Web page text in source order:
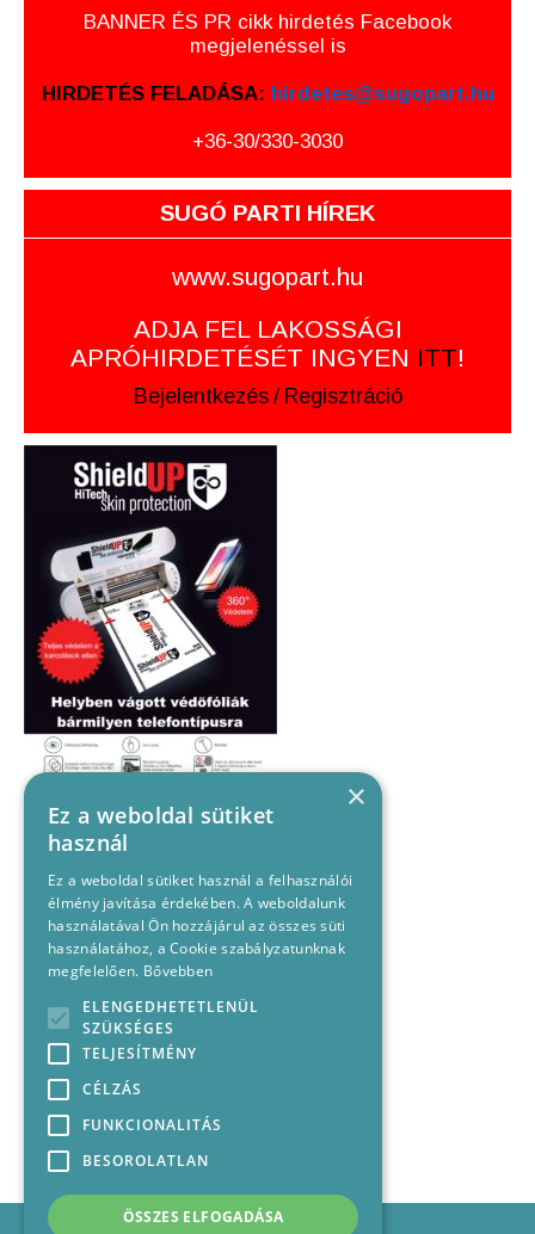
BANNER ÉS PR cikk hirdetés Facebook
megjelenéssel is
HIRDETÉS FELADÁSA: hirdetes@sugopart.hu
+36-30/330-3030
SUGÓ PARTI HÍREK
www.sugopart.hu
ADJA FEL LAKOSSÁGI
APRÓHIRDETÉSÉT INGYEN ITT!
Bejelentkezés / Regisztráció
Impresszum
×
Ez a weboldal sütiket
használ
Ez a weboldal sütiket használ a felhasználói
élmény javítása érdekében. A weboldalunk
használatával Ön hozzájárul az összes süti
használatához, a Cookie szabályzatunknak
megfelelően. Bővebben
ELENGEDHETETLENÜL
SZÜKSÉGES
TELJESÍTMÉNY
CÉLZÁS
FUNKCIONALITÁS
BESOROLATLAN
ÖSSZES ELFOGADÁSA